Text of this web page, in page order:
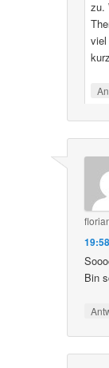
zu.
viel
Bin